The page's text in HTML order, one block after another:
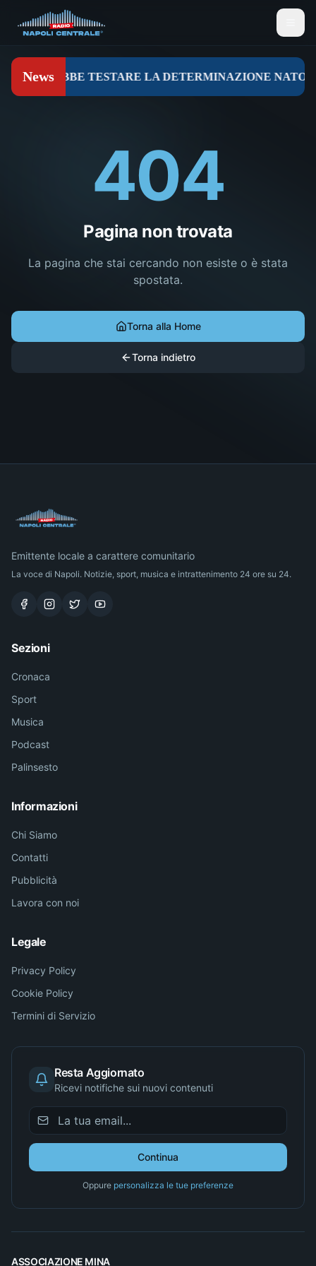
404
Pagina non trovata
La pagina che stai cercando non esiste o è stata
spostata.
Torna alla Home
Torna indietro
Emittente locale a carattere comunitario
La voce di Napoli. Notizie, sport, musica e intrattenimento 24 ore su 24.
Sezioni
Cronaca
Sport
Musica
Podcast
Palinsesto
Informazioni
Chi Siamo
Contatti
Pubblicità
Lavora con noi
Legale
Privacy Policy
Cookie Policy
Termini di Servizio
Resta Aggiornato
Ricevi notifiche sui nuovi contenuti
Continua
Oppure personalizza le tue preferenze
ASSOCIAZIONE MINA